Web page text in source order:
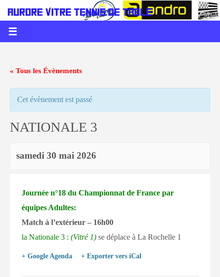
AURORE VITRÉ TENNIS DE TABLE
LE PING C'EST DE LA BALLE
« Tous les Évènements
Cet évènement est passé
NATIONALE 3
samedi 30 mai 2026
Journée n°18 du Championnat de France par
équipes Adultes:
Match à l’extérieur – 16h00
la Nationale 3 :(Vitré 1) se déplace à La Rochelle 1
+ Google Agenda + Exporter vers iCal